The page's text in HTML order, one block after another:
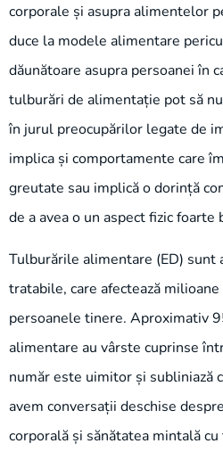
corporale și asupra alimentelor
duce la modele alimentare
dăunătoare asupra persoanei în
tulburări de alimentație pot să
în jurul preocupărilor legate de
implica și comportamente care
greutate sau implică o dorință
de a avea o un aspect fizic foarte
Tulburările alimentare (ED) sunt
tratabile, care afectează
persoanele tinere. Aproximativ
alimentare au vârste cuprinse
număr este uimitor și subliniază
avem conversații deschise
corporală și sănătatea mintală